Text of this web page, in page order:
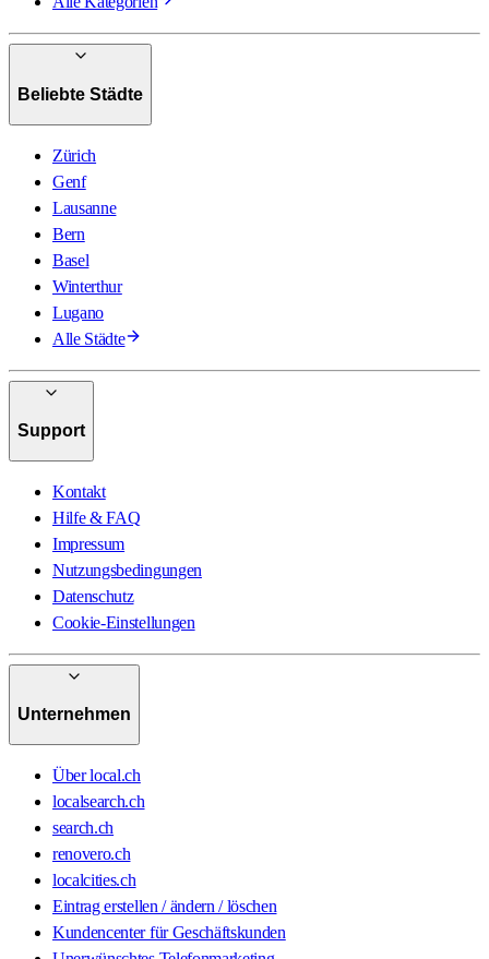
Beliebte Städte
Zürich
Genf
Lausanne
Bern
Basel
Winterthur
Lugano
Alle Städte
Support
Kontakt
Hilfe & FAQ
Impressum
Nutzungsbedingungen
Datenschutz
Cookie-Einstellungen
Unternehmen
Über local.ch
localsearch.ch
search.ch
renovero.ch
localcities.ch
Eintrag erstellen / ändern / löschen
Kundencenter für Geschäftskunden